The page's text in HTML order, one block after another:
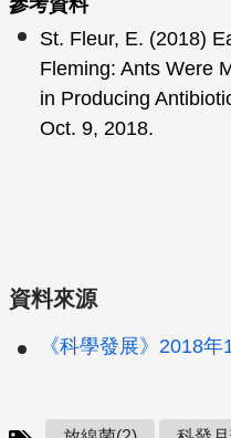
參考資料
St. Fleur, E. (2018)
Fleming: Ants Were
in Producing
Oct. 9, 2018.
資料來源
《科學發展》2018